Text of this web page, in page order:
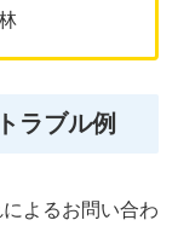
ラブル例
よるお問い合わ